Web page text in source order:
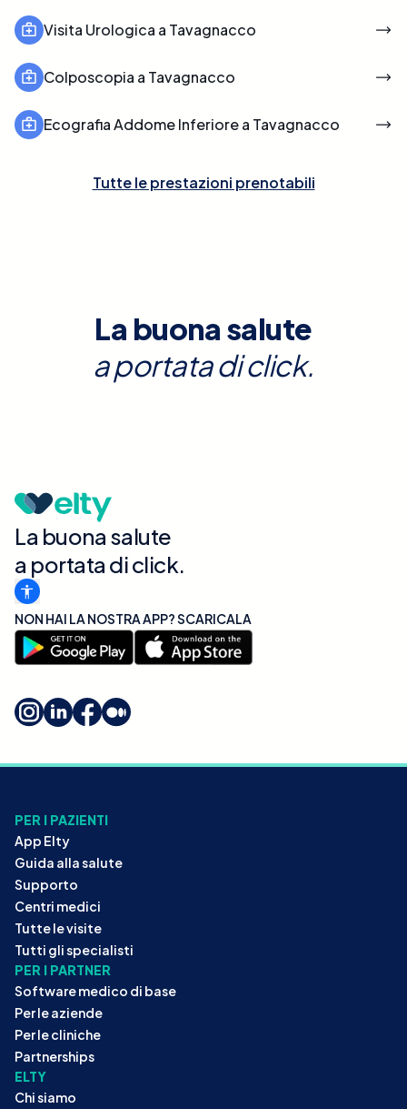
Visita Urologica a Tavagnacco
Colposcopia a Tavagnacco
Ecografia Addome Inferiore a Tavagnacco
Tutte le prestazioni prenotabili
La buona salute
a portata di click.
La buona salute
a portata di click.
NON HAI LA NOSTRA APP? SCARICALA
PER I PAZIENTI
App Elty
Guida alla salute
Supporto
Centri medici
Tutte le visite
Tutti gli specialisti
PER I PARTNER
Software medico di base
Per le aziende
Per le cliniche
Partnerships
ELTY
Chi siamo